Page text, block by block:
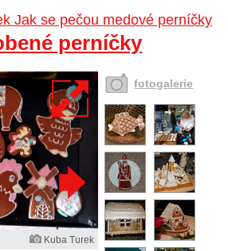
Jak se pečou medové perníčky
perníčky
Kuba Turek
fotogalerie